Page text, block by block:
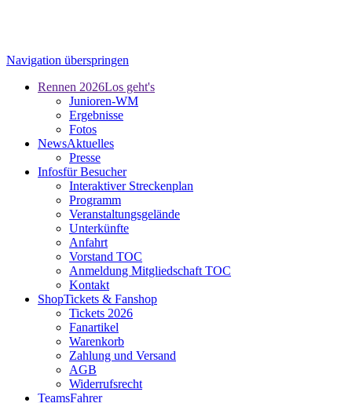
Navigation überspringen
Rennen 2026Los geht's
Junioren-WM
Ergebnisse
Fotos
NewsAktuelles
Presse
Infosfür Besucher
Interaktiver Streckenplan
Programm
Veranstaltungsgelände
Unterkünfte
Anfahrt
Vorstand TOC
Anmeldung Mitgliedschaft TOC
Kontakt
ShopTickets & Fanshop
Tickets 2026
Fanartikel
Warenkorb
Zahlung und Versand
AGB
Widerrufsrecht
TeamsFahrer